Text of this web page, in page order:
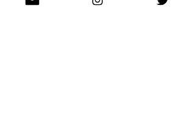
base des plaies), attachement du